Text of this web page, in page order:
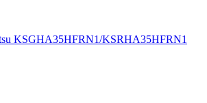
KSGHA35HFRN1/KSRHA35HFRN1